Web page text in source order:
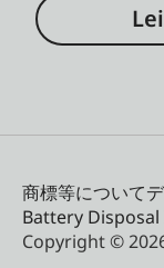
商標等について
Battery
Copyright ©